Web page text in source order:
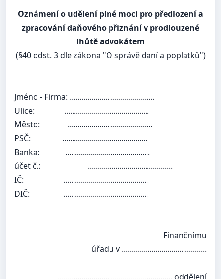
Oznámení o udělení plné moci pro předlození a
zpracování daňového přiznání v prodlouzené
lhůtě advokátem
(§40 odst. 3 dle zákona "O správě daní a poplatků")
Jméno - Firma: ...........................................
Ulice: ...........................................
Město: ...........................................
PSČ: ...........................................
Banka: ...........................................
účet č.: ...........................................
IČ: ...........................................
DIČ: ...........................................
Finančnímu
úřadu v ...........................................
.......................................................... oddělení